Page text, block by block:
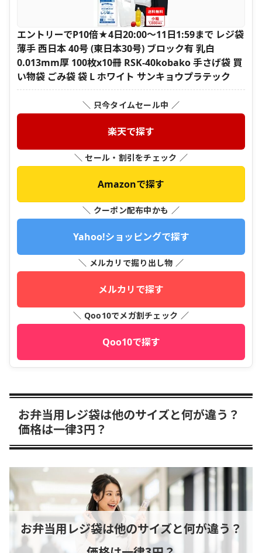
エントリーでP10倍★4日20:00〜11日1:59まで レジ袋
薄手 西日本 40号 (東日本30号) ブロック有 乳白
0.013mm厚 100枚x10冊 RSK-40kobako 手さげ袋 買
い物袋 ごみ袋 袋 L ホワイト サンキョウプラテック
＼ 只今タイムセール中 ／
楽天で探す
＼ セール・割引をチェック ／
Amazonで探す
＼ クーポン配布中かも ／
Yahoo!ショッピングで探す
＼ メルカリで掘り出し物 ／
メルカリで探す
＼ Qoo10でメガ割チェック ／
Qoo10で探す
お弁当用レジ袋は他のサイズと何が違う？
価格は一律3円？
お弁当用レジ袋は他のサイズと何が違う？